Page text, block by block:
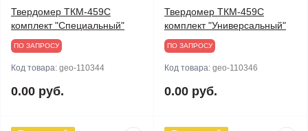
Твердомер ТКМ-459C
комплект "Специальный"
ПО ЗАПРОСУ
Код товара: geo-110344
0.00 руб.
Твердомер ТКМ-459C
комплект "Универсальный"
ПО ЗАПРОСУ
Код товара: geo-110346
0.00 руб.